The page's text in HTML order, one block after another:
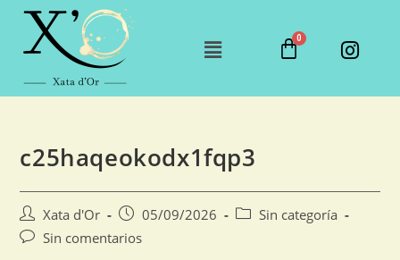
c25haqeokodx1fqp3
Xata d'Or 05/09/2026
Sin categoría
Sin comentarios